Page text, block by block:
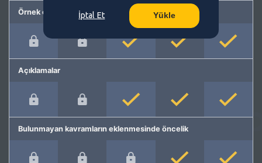
Örnek cümleler
Açıklamalar
Bulunmayan kavramların eklenmesinde öncelik
İptal Et Yükle